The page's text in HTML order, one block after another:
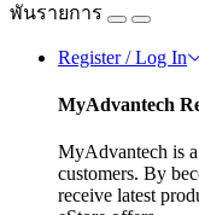
พันรายการ
Register / Log In
MyAdvantech
MyAdvantech is
customers. By
receive latest